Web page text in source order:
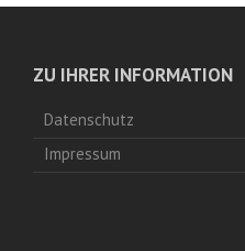
ZU IHRER INFORMATION
Datenschutz
Impressum